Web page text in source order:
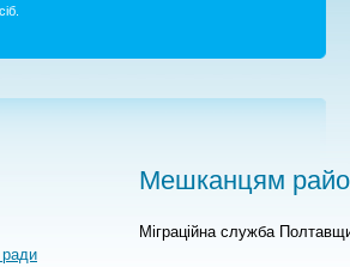
ради
Мешканцям
Міграційна служба